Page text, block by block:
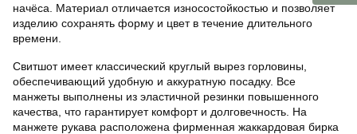
начёса. Материал отличается износостойкостью и позволяет
изделию сохранять форму и цвет в течение длительного
времени.
Свитшот имеет классический круглый вырез горловины,
обеспечивающий удобную и аккуратную посадку. Все
манжеты выполнены из эластичной резинки повышенного
качества, что гарантирует комфорт и долговечность. На
манжете рукава расположена фирменная жаккардовая бирка